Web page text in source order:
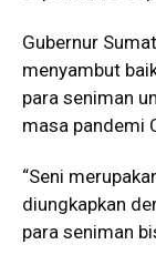
Gubernur
menyambut
para seniman
masa pandemi
“Seni
diungkapkan
para seniman